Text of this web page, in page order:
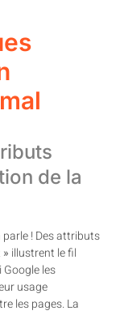
de la
parle ! Des attributs
illustrent le fil
les
usage
les pages. La